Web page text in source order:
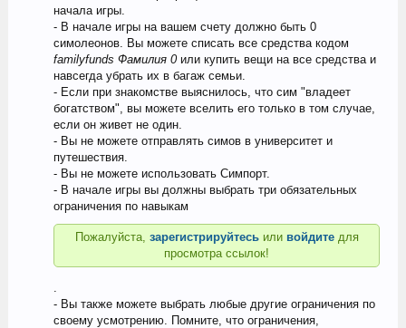
начала игры.
- В начале игры на вашем счету должно быть 0
симолеонов. Вы можете списать все средства кодом
familyfunds Фамилия 0или купить вещи на все средства и
навсегда убрать их в багаж семьи.
- Если при знакомстве выяснилось, что сим "владеет
богатством", вы можете вселить его только в том случае,
если он живет не один.
- Вы не можете отправлять симов в университет и
путешествия.
- Вы не можете использовать Симпорт.
- В начале игры вы должны выбрать три обязательных
ограничения по навыкам
Пожалуйста, зарегистрируйтесьили войдите для
просмотра ссылок!
- Вы также можете выбрать любые другие ограничения по
своему усмотрению. Помните, что ограничения,